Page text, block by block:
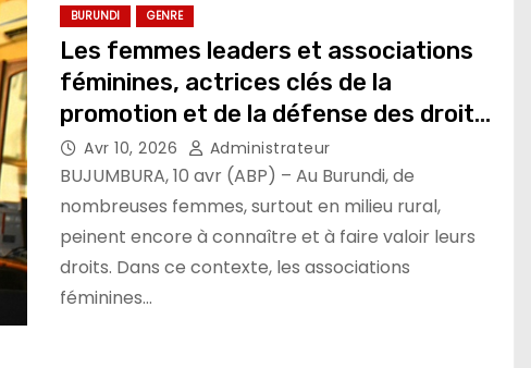
BURUNDI GENRE
Les femmes leaders et associations
féminines, actrices clés de la
promotion et de la défense des droits
des femmes
Avr 10, 2026 Administrateur
BUJUMBURA, 10 avr (ABP) – Au Burundi, de
nombreuses femmes, surtout en milieu rural,
peinent encore à connaître et à faire valoir leurs
droits. Dans ce contexte, les associations
féminines…